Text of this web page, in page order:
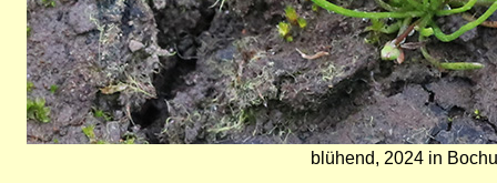
blühend, 2024 in